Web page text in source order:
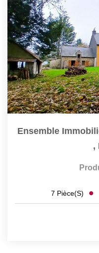
Ensemble
,
7 Pièce(s)